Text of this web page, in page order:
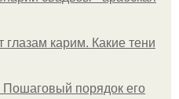
глазам карим. Какие тени
порядок его